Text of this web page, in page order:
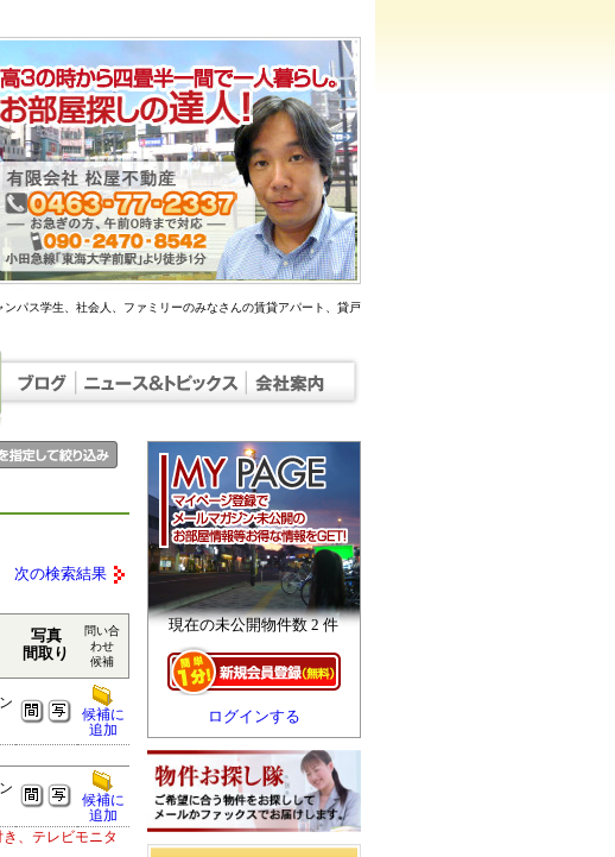
パス学生、社会人、ファミリーのみなさんの賃貸アパート、貸戸
現在の未公開物件数 2 件
ログインする
次の検索結果
写真
間取り
問い合
わせ
候補
候補に
追加
候補に
追加
、テレビモニタ